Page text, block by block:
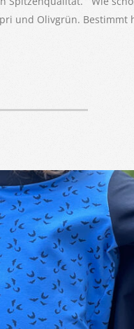
und Olivgrün.